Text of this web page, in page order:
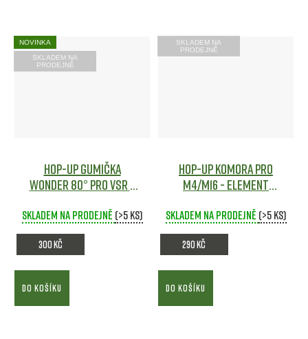
NOVINKA
SKLADEM NA
PRODEJNĚ
Hop-Up gumička
Wonder 80° pro VSR a
LeafAirsoft
Skladem na prodejně (>5 ks)
300 Kč
DO KOŠÍKU
SKLADEM NA
PRODEJNĚ
Hop-up komora pro
M4/M16 - Element
Skladem na prodejně (>5 ks)
290 Kč
DO KOŠÍKU